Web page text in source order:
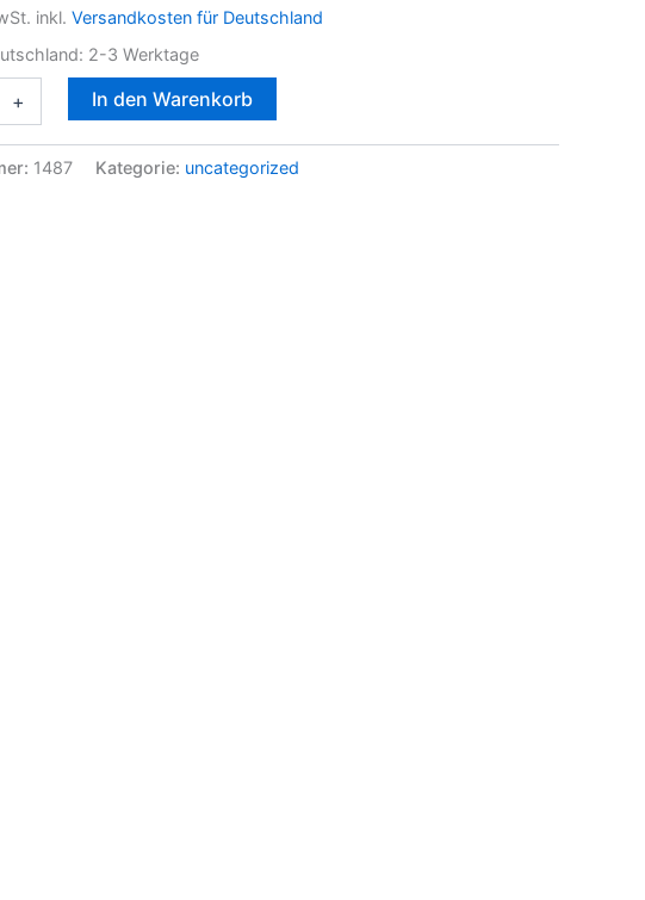
inkl. Versandkosten für Deutschland
2-3 Werktage
+ In den Warenkorb
1487 Kategorie: uncategorized